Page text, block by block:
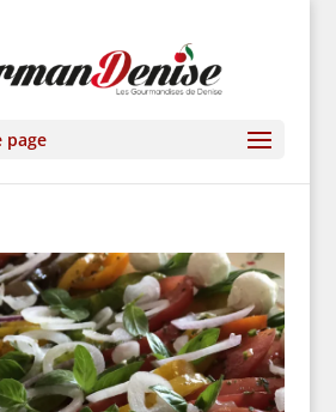
page